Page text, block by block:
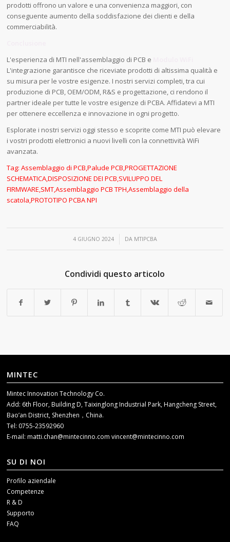
prodotti offrono un valore e una convenienza maggiori, con
conseguente aumento della soddisfazione dei clienti e della
commerciabilità.
L'esperienza di MTI nell'assemblaggio di PCB e
L'integrazione garantisce che riceviate prodotti di altissima qualità e
su misura per le vostre esigenze. I nostri servizi completi, tra cui
produzione di PCB, OEM/ODM, R&S e progettazione, ci rendono il
partner ideale per tutte le vostre esigenze di PCBA. Affidatevi a MTI
per ottenere eccellenza e innovazione in ogni progetto.
Esplorate i nostri servizi oggi stesso e scoprite come MTI può elevare
i vostri prodotti elettronici a nuovi livelli con la connettività WiFi
avanzata.
Tag:Assemblaggio di PCB,Palude PCB,PROGETTAZIONE
SCHEMATICA,DISPOSIZIONE DEI PCB,SVILUPPO DEL
FIRMWARE,SMT,Assemblaggio PCB TPH,Assemblaggio della
scatola,PROTOTIPO PCBA NPI
4 GIUGNO 2024
/ DA MTIPCBA
Condividi questo articolo
MINTEC
Mintec Innovation Technology Co.
Add: 6th Floor, Building D, Taixinglong Industrial Park, Hangcheng Street,
Bao’an District, Shenzhen，China.
Tel: 0755-23592960
E-mail:matti.chan@mintecinno.comvincent@mintecinno.com
SU DI NOI
Profilo aziendale
Competenze
R & D
Supporto
FAQ